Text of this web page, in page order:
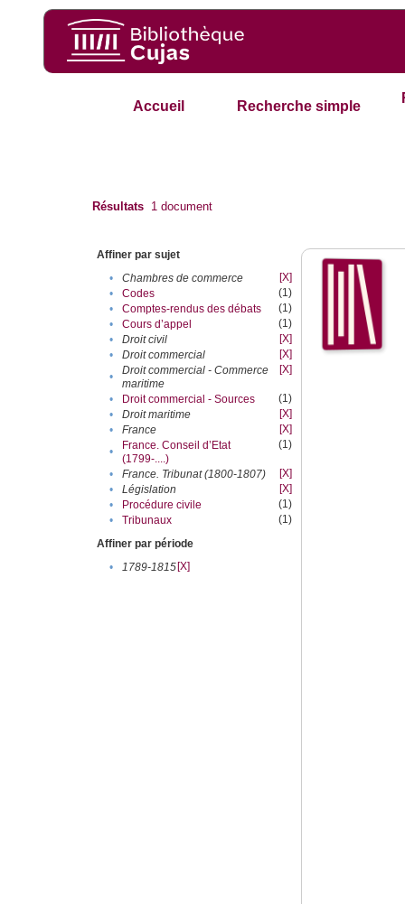
Accueil Recherche simple
Résultats 1 document
Affiner par sujet
•
Chambres de commerce
[X]
•
Codes
(1)
•
Comptes-rendus des débats
(1)
•
Cours d’appel
(1)
•
Droit civil
[X]
•
Droit commercial
[X]
•
Droit commercial - Commerce
maritime
[X]
• Droit commercial - Sources
(1)
•
Droit maritime
[X]
•
France
[X]
•
France. Conseil d’Etat
(1799-....)
(1)
• France. Tribunat (1800-1807)
[X]
•
Législation
[X]
•
Procédure civile
(1)
•
Tribunaux
(1)
Affiner par période
•
1789-1815[X]